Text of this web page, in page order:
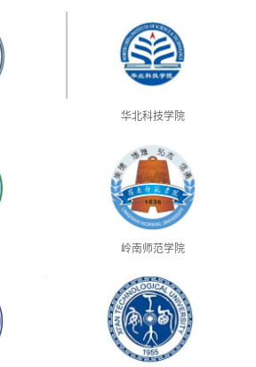
华北科技学院
岭南师范学院